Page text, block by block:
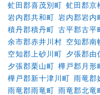
虻田郡喜茂別町 虻田郡京
岩内郡共和町 岩内郡岩内
積丹郡積丹町 古平郡古平
余市郡赤井川村 空知郡南
空知郡上砂川町 夕張郡由
夕張郡栗山町 樺戸郡月形
樺戸郡新十津川町 雨竜郡
雨竜郡雨竜町 雨竜郡北竜